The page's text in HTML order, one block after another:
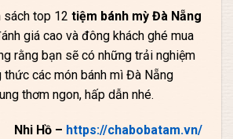
sách top 12 tiệm bánh mỳ Đà Nẵng
giá cao và đông khách ghé mua
rằng bạn sẽ có những trải nghiệm
các món bánh mì Đà Nẵng
thơm ngon, hấp dẫn nhé.
Nhi Hồ – https://chabobatam.vn/